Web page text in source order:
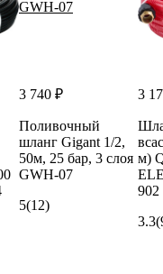
3 740 ₽
Поливочный
шланг Gigant 1/2,
50м, 25 бар, 3 слоя
GWH-07
5(12)
3
м)
902
3.3